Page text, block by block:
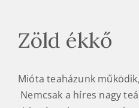
Zöld ékkő
Mióta teaházunk
Nemcsak a híres nagy